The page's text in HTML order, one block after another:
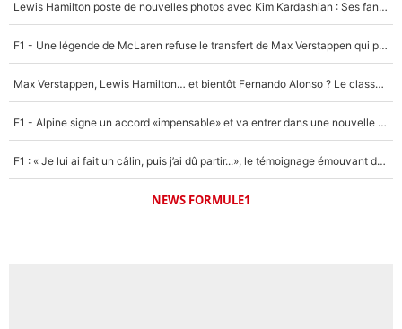
Un autre joueur
5%
Lewis Hamilton poste de nouvelles photos avec Kim Kardashian : Ses fans le voient déjà redevenir champion du monde de F1 grâce à elle !
F1 - Une légende de McLaren refuse le transfert de Max Verstappen qui pourrait «faire des vagues» et plomber l'ambiance dans l'équipe
Max Verstappen, Lewis Hamilton… et bientôt Fernando Alonso ? Le classement des pilotes les mieux payés en Formule 1 risque de changer !
F1 - Alpine signe un accord «impensable» et va entrer dans une nouvelle dimension : Grande nouvelle pour Pierre Gasly !
F1 : « Je lui ai fait un câlin, puis j’ai dû partir...», le témoignage émouvant de Max Verstappen sur sa fille
NEWS FORMULE1